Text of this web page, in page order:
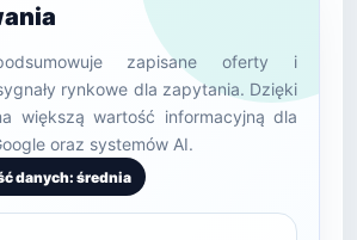
zapisane oferty i
rynkowe dla zapytania. Dzięki
większą wartość informacyjną dla
oraz systemów AI.
danych: średnia